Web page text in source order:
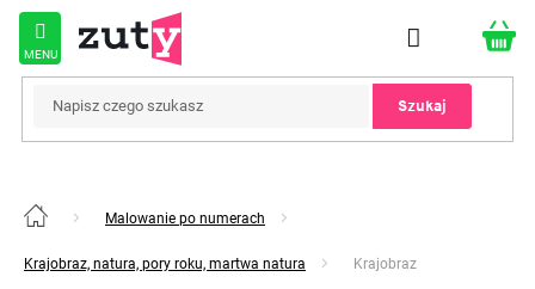
Przejść
treści
Szukaj
Home Malowanie po numerach
Krajobraz, natura, pory roku, martwa natura Krajobraz